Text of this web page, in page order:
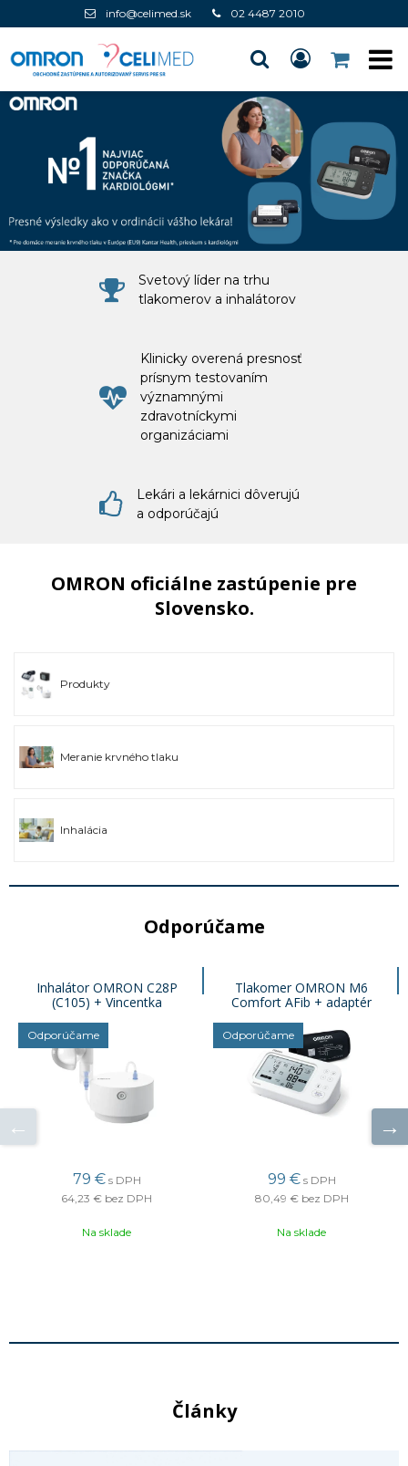
info@celimed.sk 02 4487 2010
Svetový líder na trhu
tlakomerov a inhalátorov
Klinicky overená presnosť
prísnym testovaním
významnými
zdravotníckymi
organizáciami
Lekári a lekárnici dôverujú
a odporúčajú
OMRON oficiálne zastúpenie pre
Slovensko.
Produkty
Meranie krvného tlaku
Inhalácia
Odporúčame
Inhalátor OMRON C28P
(C105) + Vincentka
Odporúčame
79 € s DPH
64,23 € bez DPH
Na sklade
Tlakomer OMRON M6
Comfort AFib + adaptér
Odporúčame
99 € s DPH
80,49 € bez DPH
Na sklade
Články